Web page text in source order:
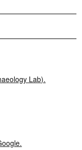
Lab).